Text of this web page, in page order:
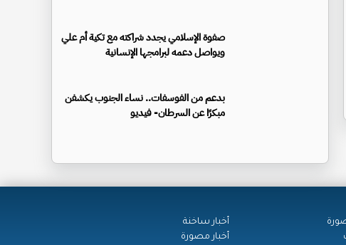
صفوة الإسلامي يجدد شراكته مع تكية أم علي
ويواصل دعمه لبرامجها الإنسانية
بدعم من الفوسفات.. نساء الجنوب يكشفن
مبكرًا عن السرطان- فيديو
أخبار ساخنة
أخبار مصورة